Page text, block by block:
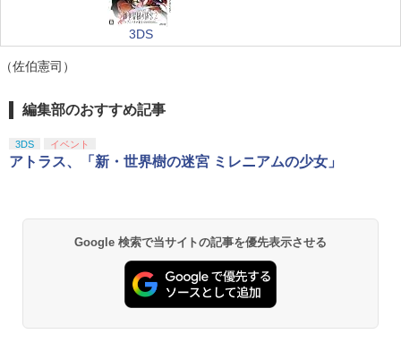
3DS
（佐伯憲司）
編集部のおすすめ記事
3DS イベント
アトラス、「新・世界樹の迷宮 ミレニアムの少女」
Google 検索で当サイトの記事を優先表示させる